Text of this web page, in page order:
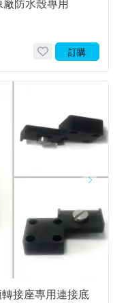
訂購
接座專用連接底